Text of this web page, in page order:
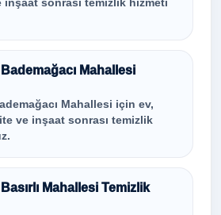
sonrası temizlik hizmeti
Mahallesi
Mahallesi için ev,
ve inşaat sonrası temizlik
Mahallesi Temizlik